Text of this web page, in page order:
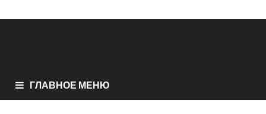
ГЛАВНОЕ МЕНЮ